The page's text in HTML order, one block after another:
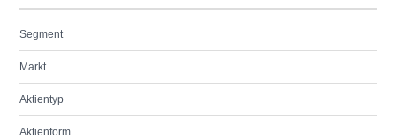
Segment
Markt
Aktientyp
Aktienform